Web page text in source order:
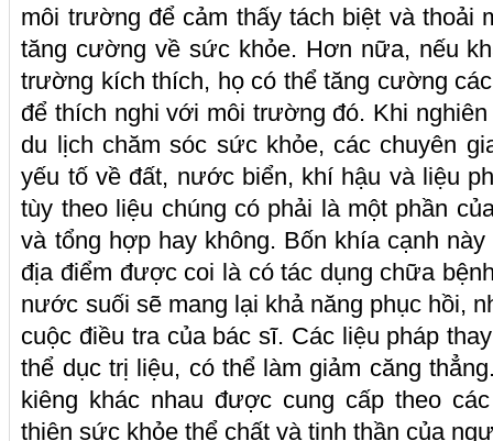
môi trường để cảm thấy tách biệt và thoải
tăng cường về sức khỏe. Hơn nữa, nếu
trường kích thích, họ có thể tăng cường
để thích nghi với môi trường đó. Khi
du lịch chăm sóc sức khỏe, các chuyên
yếu tố về đất, nước biển, khí hậu và liệu
tùy theo liệu chúng có phải là một phần
và tổng hợp hay không. Bốn khía cạnh
địa điểm được coi là có tác dụng chữa
nước suối sẽ mang lại khả năng phục hồi,
cuộc điều tra của bác sĩ. Các liệu pháp
thể dục trị liệu, có thể làm giảm căng
kiêng khác nhau được cung cấp theo
thiện sức khỏe thể chất và tinh thần của